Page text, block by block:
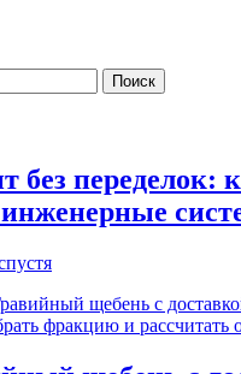
без переделок: